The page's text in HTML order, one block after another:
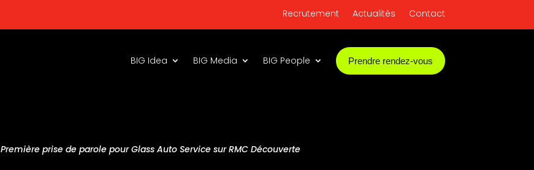
Recrutement Actualités Contact
BIG Idea BIG Media BIG People Prendre rendez-vous
Première prise de parole pour Glass Auto Service sur RMC Découverte